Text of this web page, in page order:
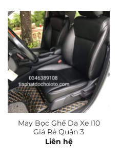
May Bọc Ghế Da Xe I10
Giá Rẻ Quận 3
Liên hệ